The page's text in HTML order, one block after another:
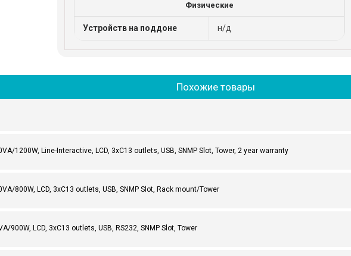
Физические
Устройств на поддоне н/д
Похожие товары
1200W, Line-Interactive, LCD, 3xC13 outlets, USB, SNMP Slot, Tower, 2 year warranty
800W, LCD, 3xC13 outlets, USB, SNMP Slot, Rack mount/Tower
900W, LCD, 3xC13 outlets, USB, RS232, SNMP Slot, Tower